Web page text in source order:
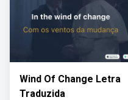
Wind Of Change Letra
Traduzida